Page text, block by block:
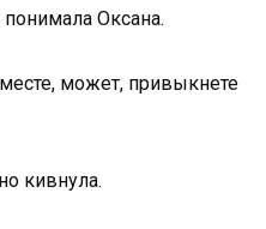
Оксана.
может, привыкнете
кивнула.